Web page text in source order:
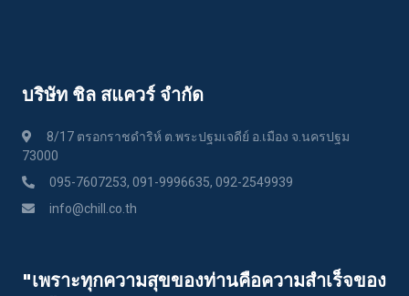
บริษัท ชิล สแควร์ จำกัด
8/17 ตรอกราชดำริห์ ต.พระปฐมเจดีย์ อ.เมือง จ.นครปฐม
73000
095-7607253, 091-9996635, 092-2549939
info@chill.co.th
"เพราะทุกความสุขของท่านคือความสําเร็จของ